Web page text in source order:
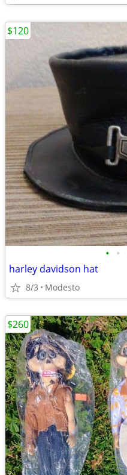
• •
harley davidson hat
8/3 Modesto
$120
$260